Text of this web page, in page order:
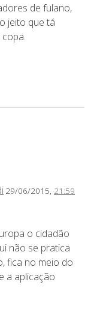
de fulano,
jeito que tá
29/06/2015, 21:59
o cidadão
não se pratica
fica no meio do
a aplicação